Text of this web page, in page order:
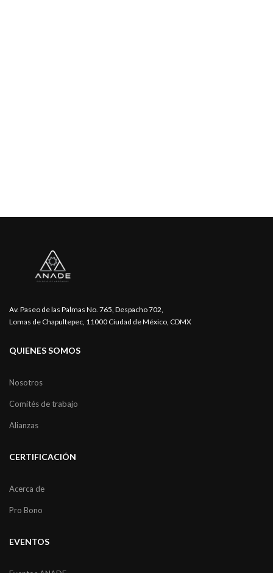
Av. Paseo de las Palmas No. 765, Despacho 702,
Lomas de Chapultepec, 11000 Ciudad de México, CDMX
QUIENES SOMOS
Nosotros
Comités de trabajo
Alianzas
CERTIFICACIÓN
Acerca de
Pro Bono
EVENTOS